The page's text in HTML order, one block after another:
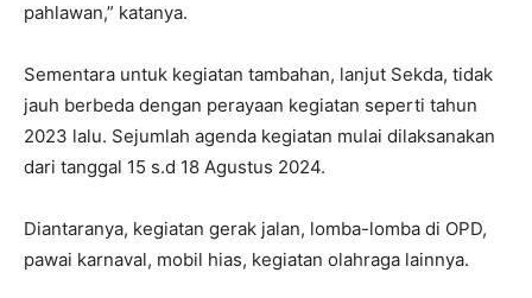
pahlawan,” katanya.
Sementara untuk kegiatan tambahan, lanjut Sekda, tidak
jauh berbeda dengan perayaan kegiatan seperti tahun
2023 lalu. Sejumlah agenda kegiatan mulai dilaksanakan
dari tanggal 15 s.d 18 Agustus 2024.
Diantaranya, kegiatan gerak jalan, lomba-lomba di OPD,
pawai karnaval, mobil hias, kegiatan olahraga lainnya.